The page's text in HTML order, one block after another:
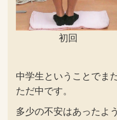
初回
中学生ということでま
ただ中です。
多少の不安はあったよ